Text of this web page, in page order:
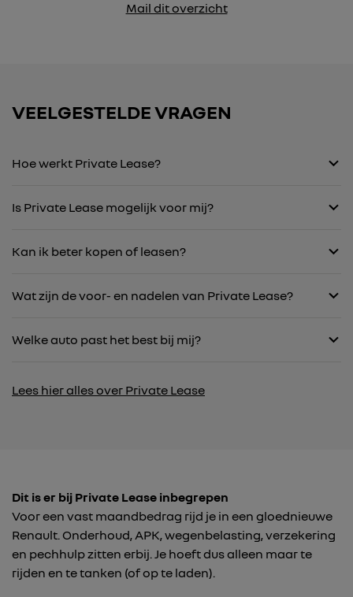
Mail dit overzicht
VEELGESTELDE VRAGEN
Hoe werkt Private Lease?
Is Private Lease mogelijk voor mij?
Kan ik beter kopen of leasen?
Wat zijn de voor- en nadelen van Private Lease?
Welke auto past het best bij mij?
Lees hier alles over Private Lease
Dit is er bij Private Lease inbegrepen
Voor een vast maandbedrag rijd je in een gloednieuwe
Renault. Onderhoud, APK, wegenbelasting, verzekering
en pechhulp zitten erbij. Je hoeft dus alleen maar te
rijden en te tanken (of op te laden).